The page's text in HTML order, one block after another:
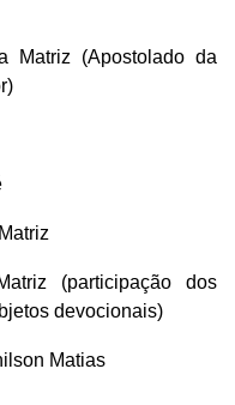
Matriz (Apostolado da
(participação dos
devocionais)
Matias